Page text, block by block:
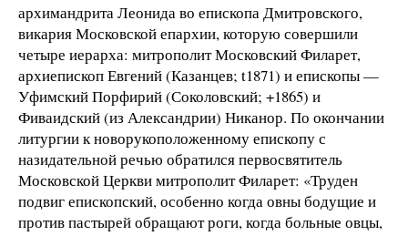
архимандрита Леонида во епископа Дмитровского,
викария Московской епархии, которую совершили
четыре иерарха: митрополит Московский Филарет,
архиепископ Евгений (Казанцев; t1871) и епископы —
Уфимский Порфирий (Соколовский; +1865) и
Фиваидский (из Александрии) Никанор. По окончании
литургии к новорукоположенному епископу с
назидательной речью обратился первосвятитель
Московской Церкви митрополит Филарет: «Труден
подвиг епископский, особенно когда овны бодущие и
против пастырей обращают роги, когда больные овцы,